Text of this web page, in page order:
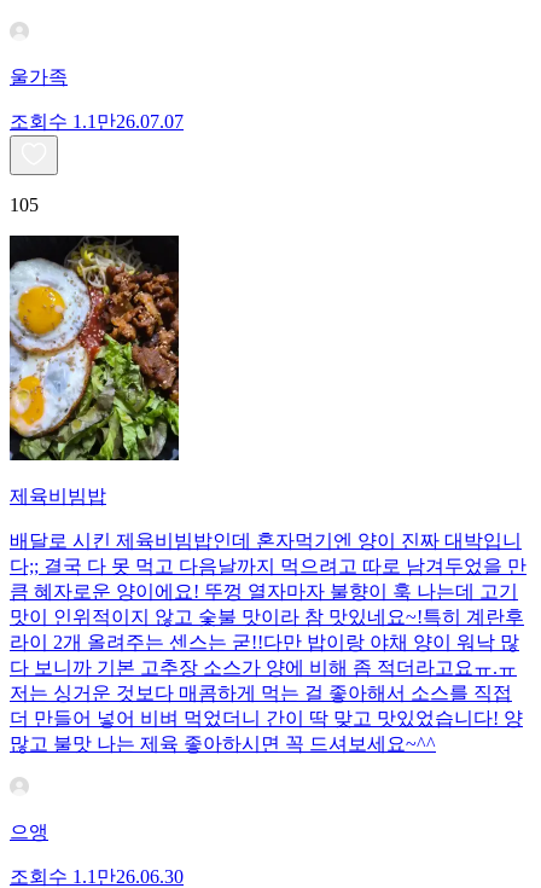
울가족
조회수 1.1만26.07.07
105
제육비빔밥
배달로 시킨 제육비빔밥인데 혼자먹기엔 양이 진짜 대박입니
다;; 결국 다 못 먹고 다음날까지 먹으려고 따로 남겨두었을 만
큼 혜자로운 양이에요! 뚜껑 열자마자 불향이 훅 나는데 고기
맛이 인위적이지 않고 숯불 맛이라 참 맛있네요~!특히 계란후
라이 2개 올려주는 센스는 굳!! ​다만 밥이랑 야채 양이 워낙 많
다 보니까 기본 고추장 소스가 양에 비해 좀 적더라고요ㅠ.ㅠ
저는 싱거운 것보다 매콤하게 먹는 걸 좋아해서 소스를 직접
더 만들어 넣어 비벼 먹었더니 간이 딱 맞고 맛있었습니다! 양
많고 불맛 나는 제육 좋아하시면 꼭 드셔보세요~^^
으앵
조회수 1.1만26.06.30